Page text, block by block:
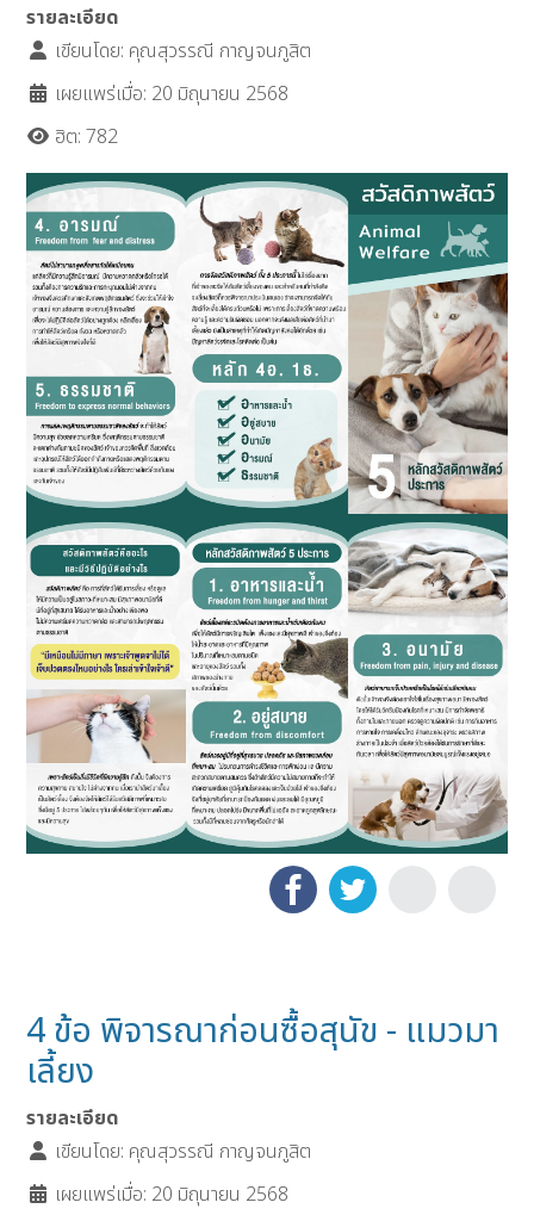
รายละเอียด
เขียนโดย: คุณสุวรรณี กาญจนภูสิต
เผยแพร่เมื่อ: 20 มิถุนายน 2568
ฮิต: 782
4 ข้อ พิจารณาก่อนซื้อสุนัข - แมวมา
เลี้ยง
รายละเอียด
เขียนโดย: คุณสุวรรณี กาญจนภูสิต
เผยแพร่เมื่อ: 20 มิถุนายน 2568